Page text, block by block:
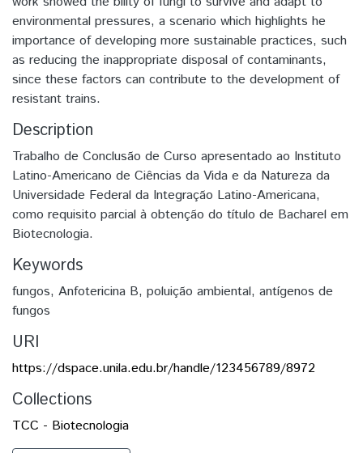
environmental pressures, a scenario which highlights he
importance of developing more sustainable practices, such
as reducing the inappropriate disposal of contaminants,
since these factors can contribute to the development of
resistant trains.
Description
Trabalho de Conclusão de Curso apresentado ao Instituto
Latino-Americano de Ciências da Vida e da Natureza da
Universidade Federal da Integração Latino-Americana,
como requisito parcial à obtenção do título de Bacharel em
Biotecnologia.
Keywords
fungos, Anfotericina B, poluição ambiental, antígenos de
fungos
URI
https://dspace.unila.edu.br/handle/123456789/8972
Collections
TCC - Biotecnologia